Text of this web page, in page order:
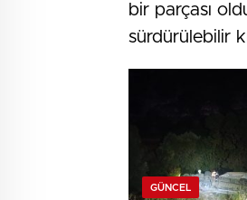
bir parçası
sürdürülebilir
GÜNCEL